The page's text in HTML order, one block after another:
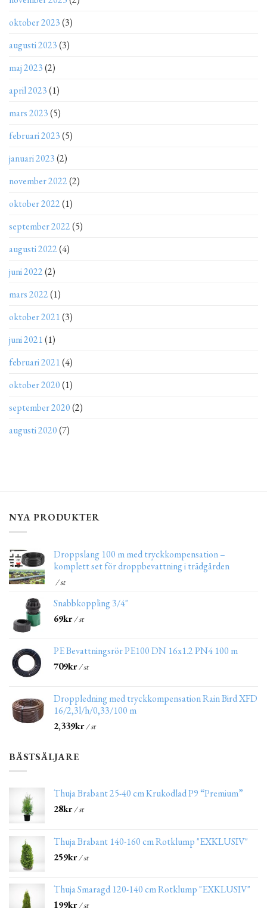
oktober 2023(3)
augusti 2023(3)
maj 2023(2)
april 2023(1)
mars 2023(5)
februari 2023(5)
januari 2023(2)
november 2022(2)
oktober 2022(1)
september 2022(5)
augusti 2022(4)
juni 2022(2)
mars 2022(1)
oktober 2021(3)
juni 2021(1)
februari 2021(4)
oktober 2020(1)
september 2020(2)
augusti 2020(7)
NYA PRODUKTER
Droppslang 100 m med tryckkompensation –
komplett set för droppbevattning i trädgården
/ st
Snabbkoppling 3/4"
69kr/ st
PE Bevattningsrör PE100 DN 16x1.2 PN4 100 m
709kr/ st
Droppledning med tryckkompensation Rain Bird XFD
16/2,3l/h/0,33/100 m
2,339kr/ st
BÄSTSÄLJARE
Thuja Brabant 25-40 cm Krukodlad P9 “Premium”
28kr/ st
Thuja Brabant 140-160 cm Rotklump "EXKLUSIV"
259kr/ st
Thuja Smaragd 120-140 cm Rotklump "EXKLUSIV"
199kr/ st